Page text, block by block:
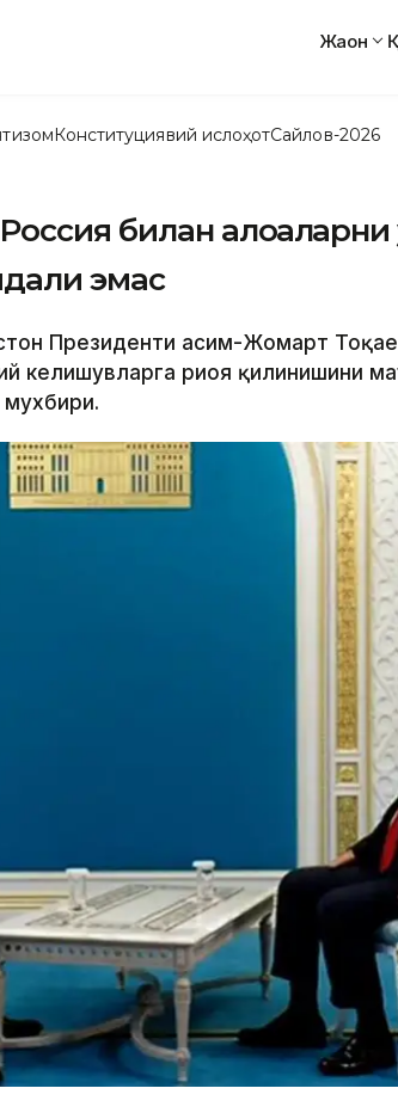
Жаҳон
Конституциявий ислоҳотСайлов-2026
билан
эмас
Президенти Қасим-Жомарт
келишувларга риоя қилинишини